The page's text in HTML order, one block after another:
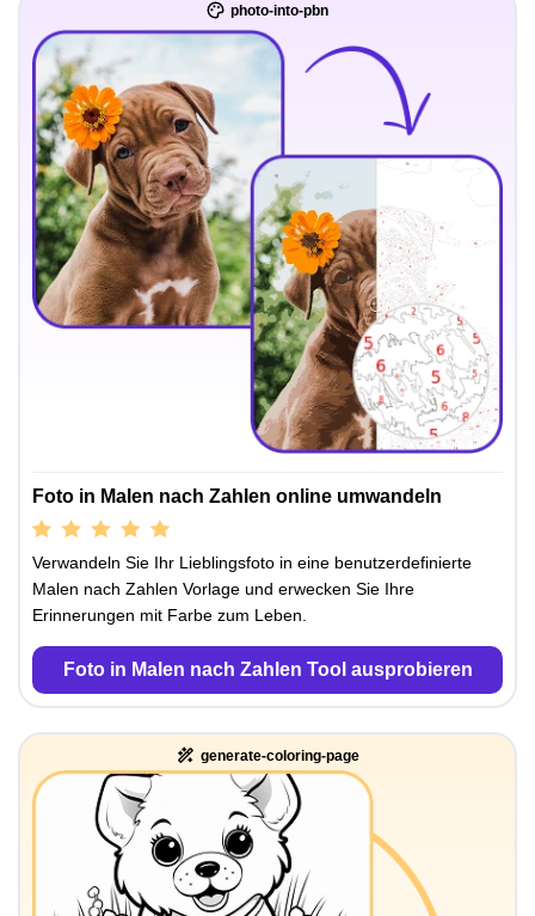
photo-into-pbn
Foto in Malen nach Zahlen online umwandeln
Verwandeln Sie Ihr Lieblingsfoto in eine benutzerdefinierte
Malen nach Zahlen Vorlage und erwecken Sie Ihre
Erinnerungen mit Farbe zum Leben.
Foto in Malen nach Zahlen Tool ausprobieren
generate-coloring-page